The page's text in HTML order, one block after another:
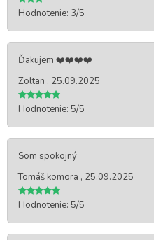
Hodnotenie: 3/5
Ďakujem ❤️❤️❤️❤️
Zoltan , 25.09.2025
Hodnotenie: 5/5
Som spokojný
Tomáš komora , 25.09.2025
Hodnotenie: 5/5